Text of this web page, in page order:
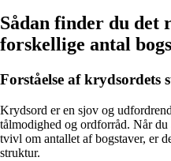
Sådan finder du det
forskellige antal
Forståelse af krydsordets
Krydsord er en sjov og
tålmodighed og ordforråd. Når
tvivl om antallet af bogstaver, er
struktur.